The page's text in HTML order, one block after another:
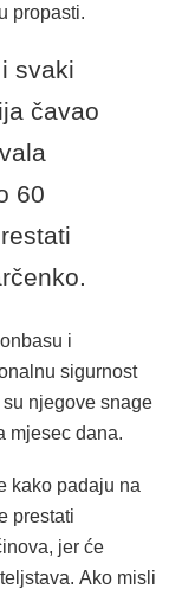
propasti.
svaki
čavao
60
i
sigurnost
su njegove snage
mjesec dana.
kako padaju na
prestati
jer će
Ako misli